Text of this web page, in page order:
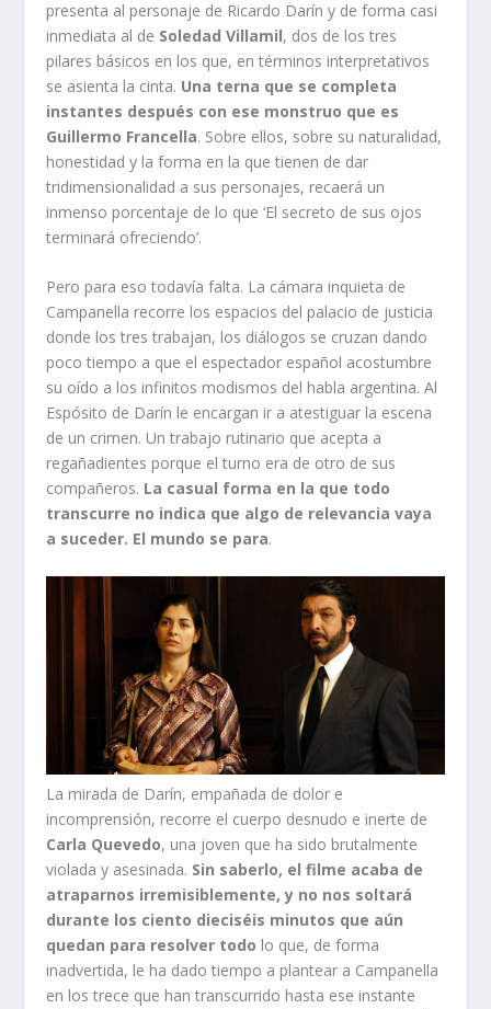
presenta al personaje de Ricardo Darín y de forma casi
inmediata al de Soledad Villamil, dos de los tres
pilares básicos en los que, en términos interpretativos
se asienta la cinta. Una terna que se completa
instantes después con ese monstruo que es
Guillermo Francella. Sobre ellos, sobre su naturalidad,
honestidad y la forma en la que tienen de dar
tridimensionalidad a sus personajes, recaerá un
inmenso porcentaje de lo que ‘El secreto de sus ojos
terminará ofreciendo’.
Pero para eso todavía falta. La cámara inquieta de
Campanella recorre los espacios del palacio de justicia
donde los tres trabajan, los diálogos se cruzan dando
poco tiempo a que el espectador español acostumbre
su oído a los infinitos modismos del habla argentina. Al
Espósito de Darín le encargan ir a atestiguar la escena
de un crimen. Un trabajo rutinario que acepta a
regañadientes porque el turno era de otro de sus
compañeros. La casual forma en la que todo
transcurre no indica que algo de relevancia vaya
a suceder. El mundo se para.
La mirada de Darín, empañada de dolor e
incomprensión, recorre el cuerpo desnudo e inerte de
Carla Quevedo, una joven que ha sido brutalmente
violada y asesinada. Sin saberlo, el filme acaba de
atraparnos irremisiblemente, y no nos soltará
durante los ciento dieciséis minutos que aún
quedan para resolver todo lo que, de forma
inadvertida, le ha dado tiempo a plantear a Campanella
en los trece que han transcurrido hasta ese instante